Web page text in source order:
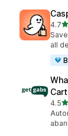
4.7
共有
all
Cart
4.5
共有